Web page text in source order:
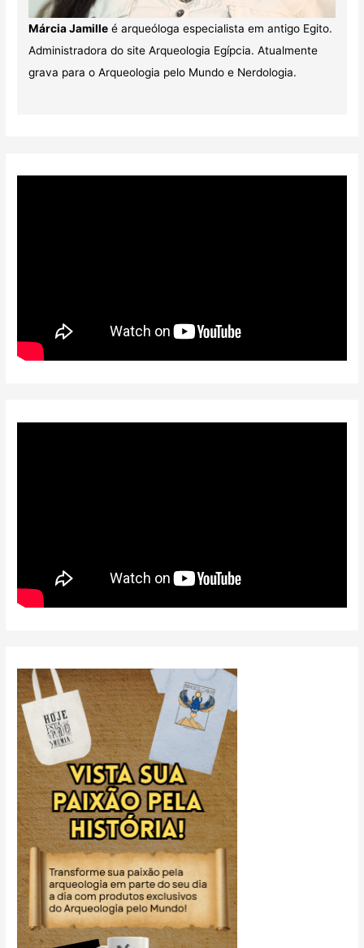
Márcia Jamilleé arqueóloga especialista em antigo Egito.
Administradora do site Arqueologia Egípcia. Atualmente
grava para o Arqueologia pelo Mundo e Nerdologia.